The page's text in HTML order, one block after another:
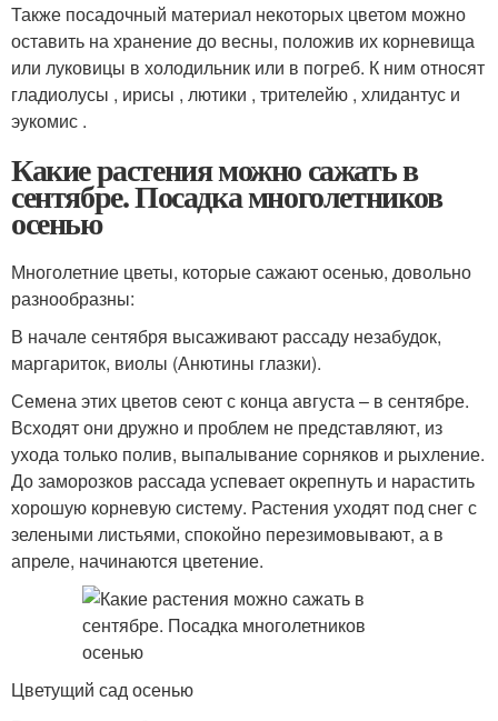
Также посадочный материал некоторых цветом можно
оставить на хранение до весны, положив их корневища
или луковицы в холодильник или в погреб. К ним относят
гладиолусы , ирисы , лютики , трителейю , хлидантус и
эукомис .
Какие растения можно сажать в
сентябре. Посадка многолетников
осенью
Многолетние цветы, которые сажают осенью, довольно
разнообразны:
В начале сентября высаживают рассаду незабудок,
маргариток, виолы (Анютины глазки).
Семена этих цветов сеют с конца августа – в сентябре.
Всходят они дружно и проблем не представляют, из
ухода только полив, выпалывание сорняков и рыхление.
До заморозков рассада успевает окрепнуть и нарастить
хорошую корневую систему. Растения уходят под снег с
зелеными листьями, спокойно перезимовывают, а в
апреле, начинаются цветение.
Цветущий сад осенью